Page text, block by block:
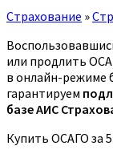
Страхование »
или продлить
в онлайн-режиме
гарантируем
базе АИС
Купить ОСАГО за